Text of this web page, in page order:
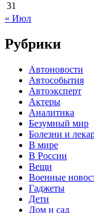
31
« Июл
Рубрики
Автоновости
Автособытия
Автоэксперт
Актеры
Аналитика
Безумный мир
Болезни и
В мире
В России
Вещи
Военные
Гаджеты
Дети
Дом и сад